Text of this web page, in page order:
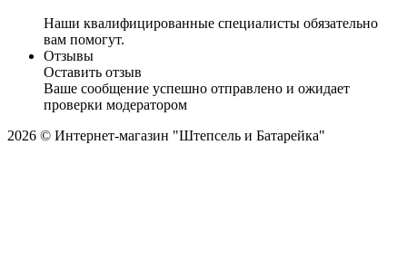
Наши квалифицированные специалисты обязательно
вам помогут.
Отзывы
Оставить отзыв
Ваше сообщение успешно отправлено и ожидает
проверки модератором
2026 © Интернет-магазин "Штепсель и Батарейка"